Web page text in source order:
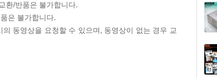
환/반품은 불가합니다.
은 불가합니다.
동영상을 요청할 수 있으며, 동영상이 없는 경우 교